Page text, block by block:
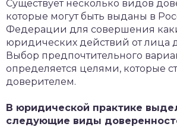
Существует несколько видов
которые могут быть выданы в
Федерации для совершения
юридических действий от лица
Выбор предпочтительного
определяется целями, которые
доверителем.
В юридической практике
следующие виды